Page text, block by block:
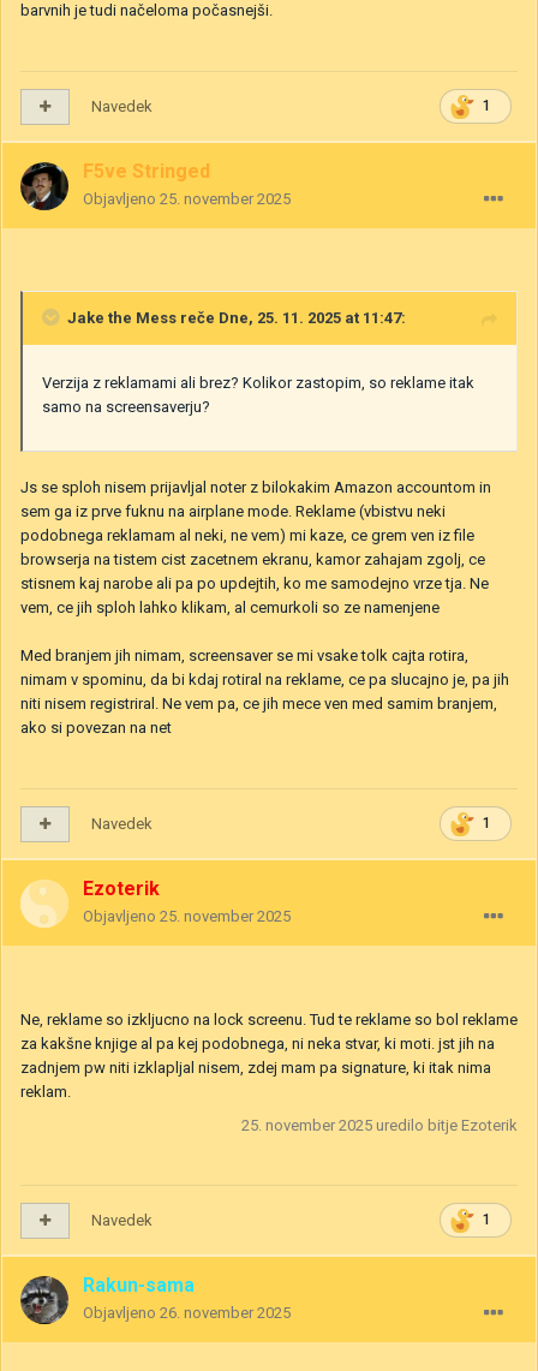
barvnih je tudi načeloma počasnejši.
1
Navedek
F5ve Stringed
Objavljeno 25. november 2025
Jake the Mess reče Dne, 25. 11. 2025 at 11:47:
Verzija z reklamami ali brez? Kolikor zastopim, so reklame itak
samo na screensaverju?
Js se sploh nisem prijavljal noter z bilokakim Amazon accountom in
sem ga iz prve fuknu na airplane mode. Reklame (vbistvu neki
podobnega reklamam al neki, ne vem) mi kaze, ce grem ven iz file
browserja na tistem cist zacetnem ekranu, kamor zahajam zgolj, ce
stisnem kaj narobe ali pa po updejtih, ko me samodejno vrze tja. Ne
vem, ce jih sploh lahko klikam, al cemurkoli so ze namenjene
Med branjem jih nimam, screensaver se mi vsake tolk cajta rotira,
nimam v spominu, da bi kdaj rotiral na reklame, ce pa slucajno je, pa jih
niti nisem registriral. Ne vem pa, ce jih mece ven med samim branjem,
ako si povezan na net
1
Navedek
Ezoterik
Objavljeno 25. november 2025
Ne, reklame so izkljucno na lock screenu. Tud te reklame so bol reklame
za kakšne knjige al pa kej podobnega, ni neka stvar, ki moti. jst jih na
zadnjem pw niti izklapljal nisem, zdej mam pa signature, ki itak nima
reklam.
25. november 2025 uredilo bitje Ezoterik
1
Navedek
Rakun-sama
Objavljeno 26. november 2025